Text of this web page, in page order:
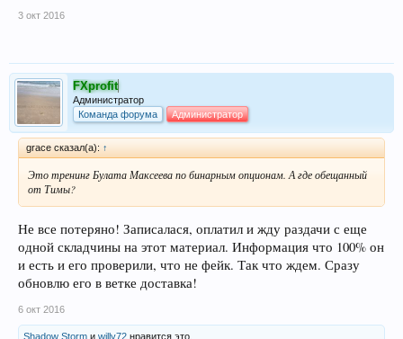
3 окт 2016
FXprofit
Администратор
Команда форума
Администратор
grace сказал(а): ↑
Это тренинг Булата Максеева по бинарным опционам. А где обещанный
от Тимы?
Не все потеряно! Записалася, оплатил и жду раздачи с еще
одной складчины на этот материал. Информация что 100% он
и есть и его проверили, что не фейк. Так что ждем. Сразу
обновлю его в ветке доставка!
6 окт 2016
Shadow Storm и willy72 нравится это.